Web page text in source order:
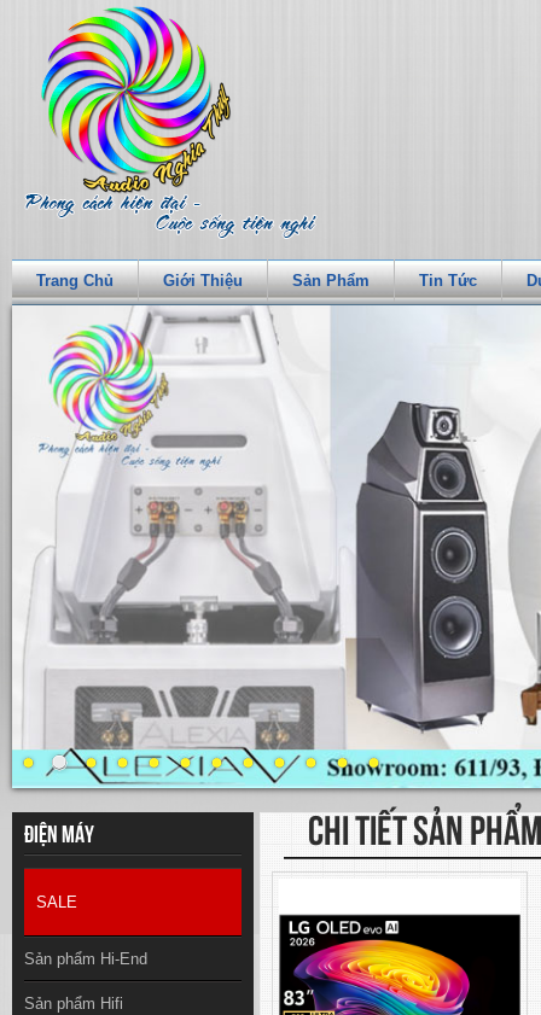
Trang Chủ Giới Thiệu Sản Phẩm Tin Tức
Điện máy
SALE
Sản phẩm Hi-End
Sản phẩm Hifi
CHI TIẾT SẢN PHẨM